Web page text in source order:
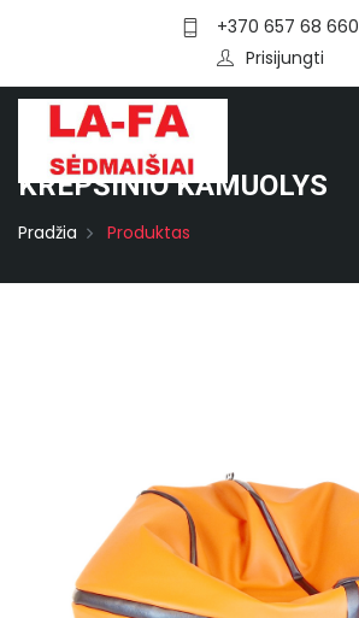
+370 657 68 660
Prisijungti
KREPŠINIO KAMUOLYS
Pradžia Produktas